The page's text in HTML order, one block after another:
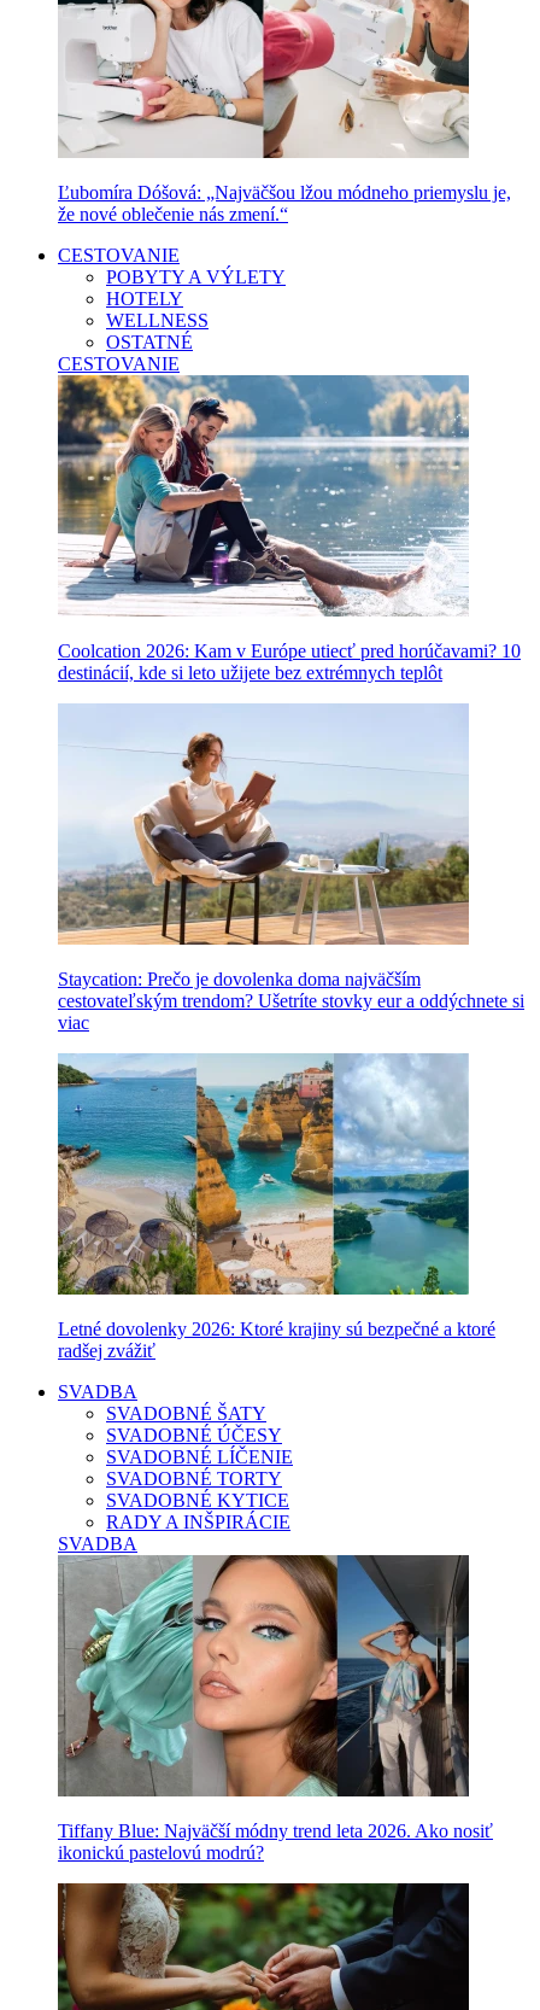
Ľubomíra Dóšová: „Najväčšou lžou módneho priemyslu je,
že nové oblečenie nás zmení.“
CESTOVANIE
POBYTY A VÝLETY
HOTELY
WELLNESS
OSTATNÉ
CESTOVANIE
Coolcation 2026: Kam v Európe utiecť pred horúčavami? 10
destinácií, kde si leto užijete bez extrémnych teplôt
Staycation: Prečo je dovolenka doma najväčším
cestovateľským trendom? Ušetríte stovky eur a oddýchnete si
viac
Letné dovolenky 2026: Ktoré krajiny sú bezpečné a ktoré
radšej zvážiť
SVADBA
SVADOBNÉ ŠATY
SVADOBNÉ ÚČESY
SVADOBNÉ LÍČENIE
SVADOBNÉ TORTY
SVADOBNÉ KYTICE
RADY A INŠPIRÁCIE
SVADBA
Tiffany Blue: Najväčší módny trend leta 2026. Ako nosiť
ikonickú pastelovú modrú?